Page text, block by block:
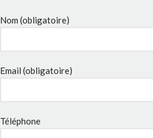
Nom (obligatoire)
Email (obligatoire)
Téléphone